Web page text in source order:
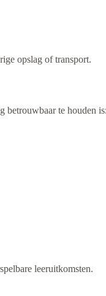
opslag of transport.
betrouwbaar te houden is:
leeruitkomsten.